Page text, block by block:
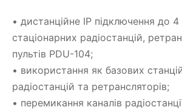
• дистанційне IP підключення до 4
стаціонарних радіостанцій,
пультів PDU-104;
• використання як базових
радіостанцій та ретрансляторів;
• перемикання каналів